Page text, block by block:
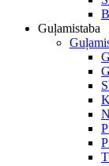
Guļamistaba